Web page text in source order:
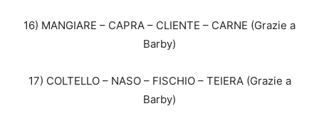
16) MANGIARE – CAPRA – CLIENTE – CARNE (Grazie a
Barby)
17) COLTELLO – NASO – FISCHIO – TEIERA (Grazie a
Barby)